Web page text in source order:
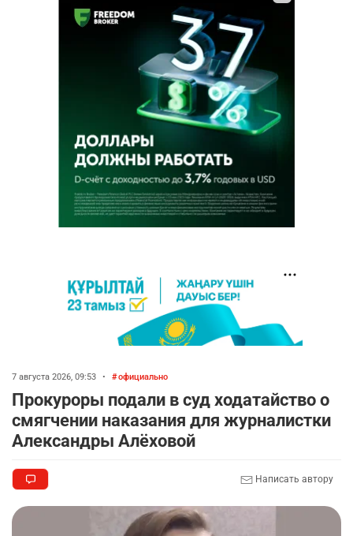
7 августа 2026, 09:53 • официально
Прокуроры подали в суд ходатайство о
смягчении наказания для журналистки
Александры Алёховой
Написать автору